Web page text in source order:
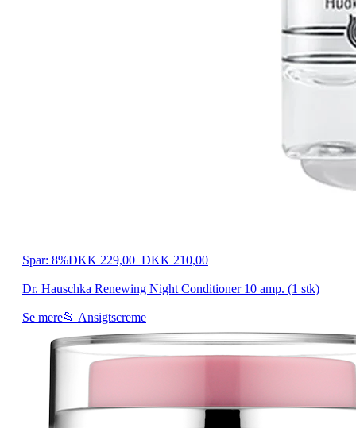
Spar: 8%DKK 229,00 DKK 210,00
Dr. Hauschka Renewing Night Conditioner 10 amp. (1 stk)
Se mere📂 Ansigtscreme